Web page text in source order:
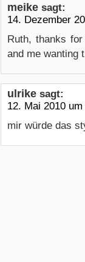
meike sagt:
14. Dezember
Ruth, thanks
and me wanting
ulrike sagt:
12. Mai 2010
mir würde das